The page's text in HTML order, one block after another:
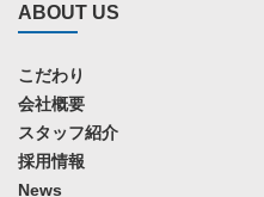
ABOUT US
こだわり
会社概要
スタッフ紹介
採用情報
News